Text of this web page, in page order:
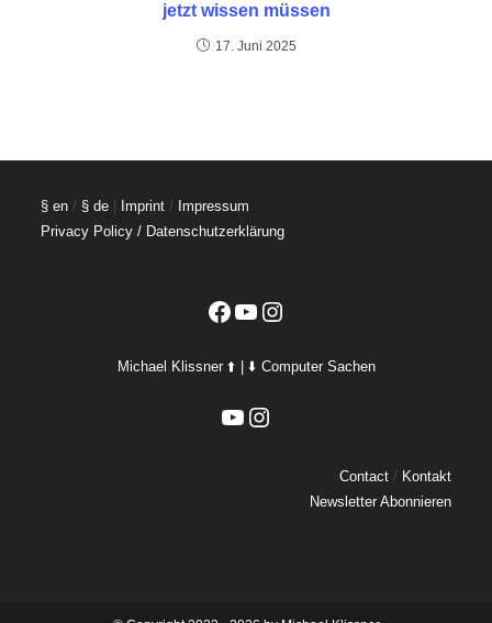
jetzt wissen müssen
17. Juni 2025
§ en / § de Imprint / Impressum
Privacy Policy / Datenschutzerklärung
Facebook
YouTubeInstagram
Michael Klissner ⬆️ | ⬇️ Computer Sachen
YouTubeInstagram
Contact/ Kontakt
Newsletter Abonnieren